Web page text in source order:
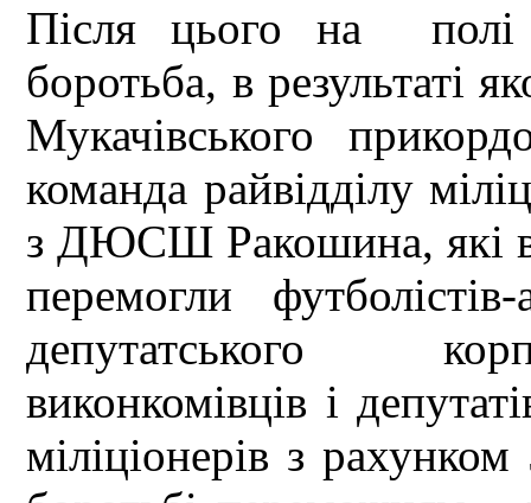
Після цього на полі
боротьба, в результаті
Мукачівського
команда райвідділу
з ДЮСШ Ракошина, які в
перемогли
депутатського
виконкомівців і
міліціонерів з